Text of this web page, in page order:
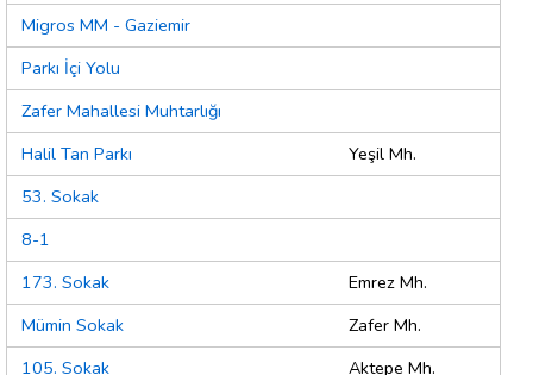
Migros MM - Gaziemir
Parkı İçi Yolu
Zafer Mahallesi Muhtarlığı
Halil Tan Parkı
Yeşil Mh.
53. Sokak
8-1
173. Sokak
Emrez Mh.
Mümin Sokak
Zafer Mh.
105. Sokak
Aktepe Mh.